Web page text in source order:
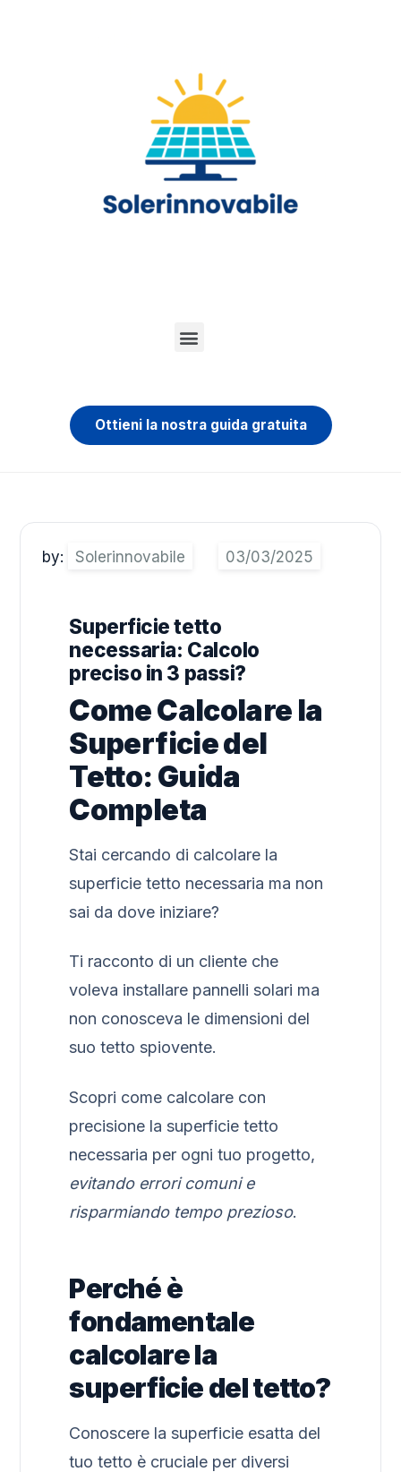
Ottieni la nostra guida gratuita
by: Solerinnovabile
Superficie tetto
necessaria: Calcolo
preciso in 3 passi?
Come Calcolare la
Superficie del
Tetto: Guida
Completa
Stai cercando di calcolare la
superficie tetto necessaria ma non
sai da dove iniziare?
Ti racconto di un cliente che
voleva installare pannelli solari ma
non conosceva le dimensioni del
suo tetto spiovente.
Scopri come calcolare con
precisione la superficie tetto
necessaria per ogni tuo progetto,
evitando errori comuni e
risparmiando tempo prezioso.
Perché è
fondamentale
calcolare la
superficie del tetto?
Conoscere la superficie esatta del
tuo tetto è cruciale per diversi